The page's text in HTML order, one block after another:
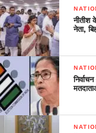
नीतीश
नेता,